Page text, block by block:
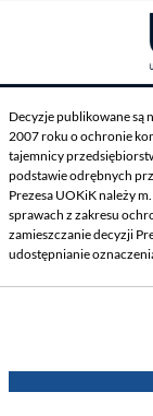
Decyzje publikowane są
2007 roku o ochronie
tajemnicy
podstawie odrębnych
Prezesa UOKiK należy
sprawach z zakresu
zamieszczanie decyzji
udostępnianie